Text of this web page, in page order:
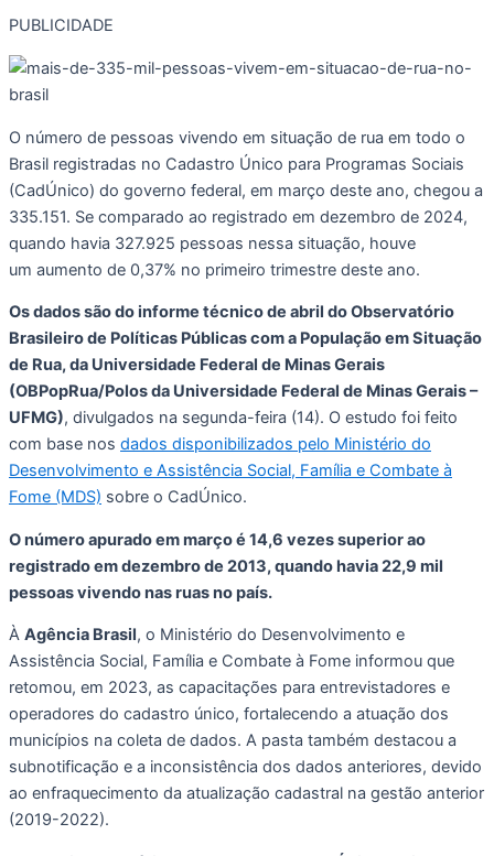
PUBLICIDADE
O número de pessoas vivendo em situação de rua em todo o
Brasil registradas no Cadastro Único para Programas Sociais
(CadÚnico) do governo federal, em março deste ano, chegou a
335.151. Se comparado ao registrado em dezembro de 2024,
quando havia 327.925 pessoas nessa situação, houve
um aumento de 0,37% no primeiro trimestre deste ano.
Os dados são do informe técnico de abril do Observatório
Brasileiro de Políticas Públicas com a População em Situação
de Rua, da Universidade Federal de Minas Gerais
(OBPopRua/Polos da Universidade Federal de Minas Gerais –
UFMG), divulgados na segunda-feira (14). O estudo foi feito
com base nos dados disponibilizados pelo Ministério do
Desenvolvimento e Assistência Social, Família e Combate à
Fome (MDS) sobre o CadÚnico.
O número apurado em março é 14,6 vezes superior ao
registrado em dezembro de 2013, quando havia 22,9 mil
pessoas vivendo nas ruas no país.
À Agência Brasil, o Ministério do Desenvolvimento e
Assistência Social, Família e Combate à Fome informou que
retomou, em 2023, as capacitações para entrevistadores e
operadores do cadastro único, fortalecendo a atuação dos
municípios na coleta de dados. A pasta também destacou a
subnotificação e a inconsistência dos dados anteriores, devido
ao enfraquecimento da atualização cadastral na gestão anterior
(2019-2022).